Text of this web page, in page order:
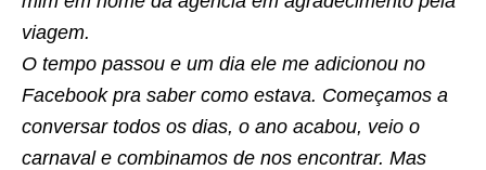
viagem.
O tempo passou e um dia ele me adicionou no
Facebook pra saber como estava. Começamos a
conversar todos os dias, o ano acabou, veio o
carnaval e combinamos de nos encontrar. Mas